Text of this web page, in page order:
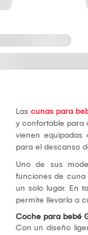
Lascunas para
y confortable para
vienen
para el descanso
Uno de sus
funciones de
un solo lugar. En
permite llevarla a
Coche para bebé
Con un diseño